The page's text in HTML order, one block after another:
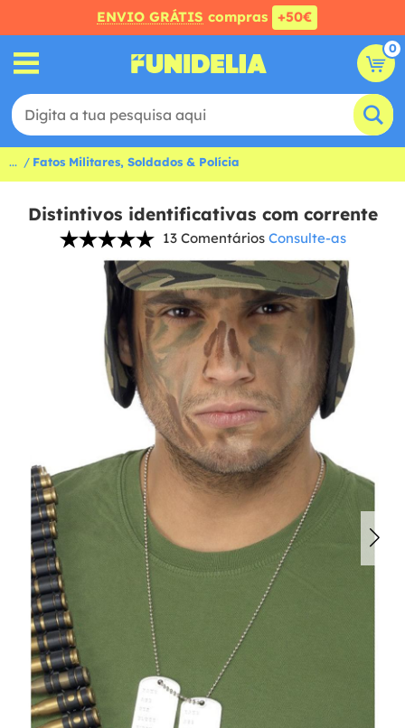
ENVIO GRÁTIS compras +50€
0
... Fatos Militares, Soldados & Polícia
Distintivos identificativas com corrente
13 Comentários Consulte-as